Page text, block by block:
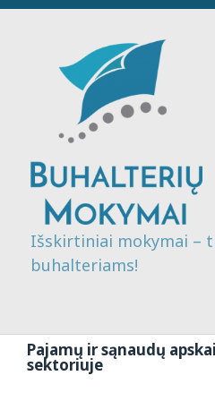
Išskirtiniai mokymai –
buhalteriams!
Pajamų ir sąnaudų
sektoriuje